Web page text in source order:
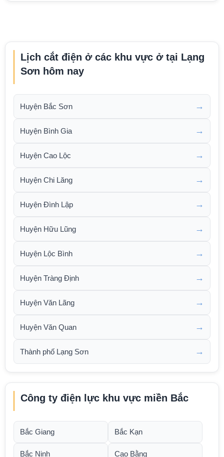
Lịch cắt điện ở các khu vực ở tại Lạng
Sơn hôm nay
Huyện Bắc Sơn →
Huyện Bình Gia →
Huyện Cao Lộc →
Huyện Chi Lăng →
Huyện Đình Lập →
Huyện Hữu Lũng →
Huyện Lộc Bình →
Huyện Tràng Định →
Huyện Văn Lãng →
Huyện Văn Quan →
Thành phố Lạng Sơn →
Công ty điện lực khu vực miền Bắc
Bắc Giang Bắc Kạn
Bắc Ninh Cao Bằng